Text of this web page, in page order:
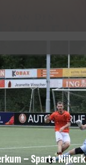
– Sparta Nijkerk